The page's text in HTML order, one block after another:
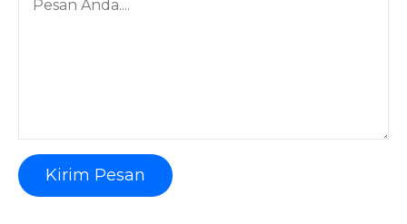
Kirim Pesan